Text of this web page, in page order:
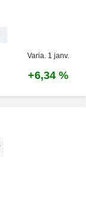
Varia. 1 janv.
+6,34 %